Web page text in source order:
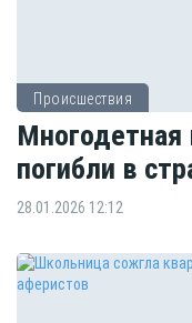
Происшествия
Многодетная
погибли в
28.01.2026 12:12